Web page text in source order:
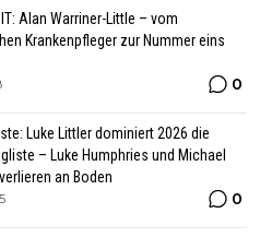
Alan Warriner-Little – vom
Krankenpfleger zur Nummer eins
0
Luke Littler dominiert 2026 die
– Luke Humphries und Michael
an Boden
0